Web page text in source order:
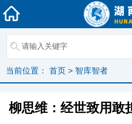
当前位置： 首页 > 智库智者
柳思维：经世致用敢